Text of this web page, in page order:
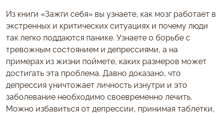
Из книги «Зажги себя» вы узнаете, как мозг работает в
экстренных и критических ситуациях и почему люди
так легко поддаются панике. Узнаете о борьбе с
тревожным состоянием и депрессиями, а на
примерах из жизни поймете, каких размеров может
достигать эта проблема. Давно доказано, что
депрессия уничтожает личность изнутри и это
заболевание необходимо своевременно лечить.
Можно избавиться от депрессии, принимая таблетки,